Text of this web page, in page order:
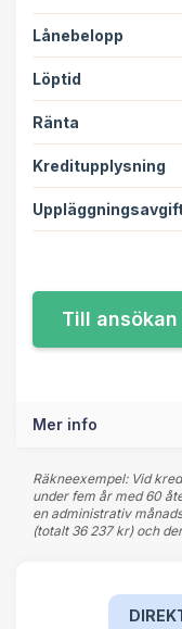
Lånebelopp
Löptid
Ränta
Kreditupplysning
Mer info
Räkneexempel: Vid
under fem år med 60
en administrativ
(totalt 36 237 kr) och